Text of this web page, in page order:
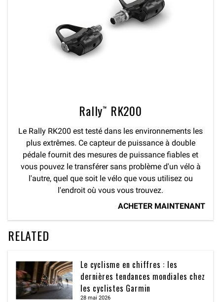
Rally™ RK200
Le Rally RK200 est testé dans les environnements les
plus extrêmes. Ce capteur de puissance à double
pédale fournit des mesures de puissance fiables et
vous pouvez le transférer sans problème d'un vélo à
l'autre, quel que soit le vélo que vous utilisez ou
l'endroit où vous vous trouvez.
ACHETER MAINTENANT
RELATED
Le cyclisme en chiffres : les
dernières tendances mondiales chez
les cyclistes Garmin
28 mai 2026